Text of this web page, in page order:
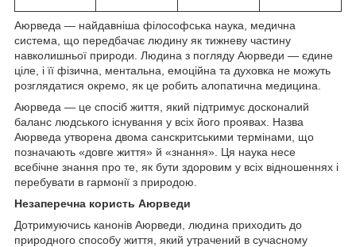
Аюрведа — найдавніша філософська наука, медична
система, що передбачає людину як тижневу частину
навколишньої природи. Людина з погляду Аюрведи — єдине
ціле, і її фізична, ментальна, емоційна та духовка не можуть
розглядатися окремо, як це робить алопатична медицина.
Аюрведа — це спосіб життя, який підтримує досконалий
баланс людського існування у всіх його проявах. Назва
Аюрведа утворена двома санскритськими термінами, що
позначають «довге життя» й «знання». Ця наука несе
всебічне знання про те, як бути здоровим у всіх відношеннях і
перебувати в гармонії з природою.
Незаперечна користь Аюрведи
Дотримуючись канонів Аюрведи, людина приходить до
природного способу життя, який утрачений в сучасному